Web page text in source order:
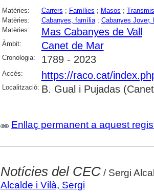
Matèries: Carrers ; Famílies ; Masos ;
Matèries:
Cabanyes, família; Cabanyes Jover,
Matèries:
Mas Cabanyes de Vall
Àmbit: Canet de Mar
Cronologia: 1789 - 2023
Accés: https://raco.cat/
Localització: B. Gual i Pujadas
Enllaç permanent a aquest
Notícies del CEC/ Sergi
Alcalde i Vilà, Sergi